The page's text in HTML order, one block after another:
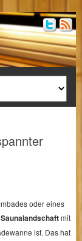
oder eines
Saunalandschaftmit
ist. Das hat